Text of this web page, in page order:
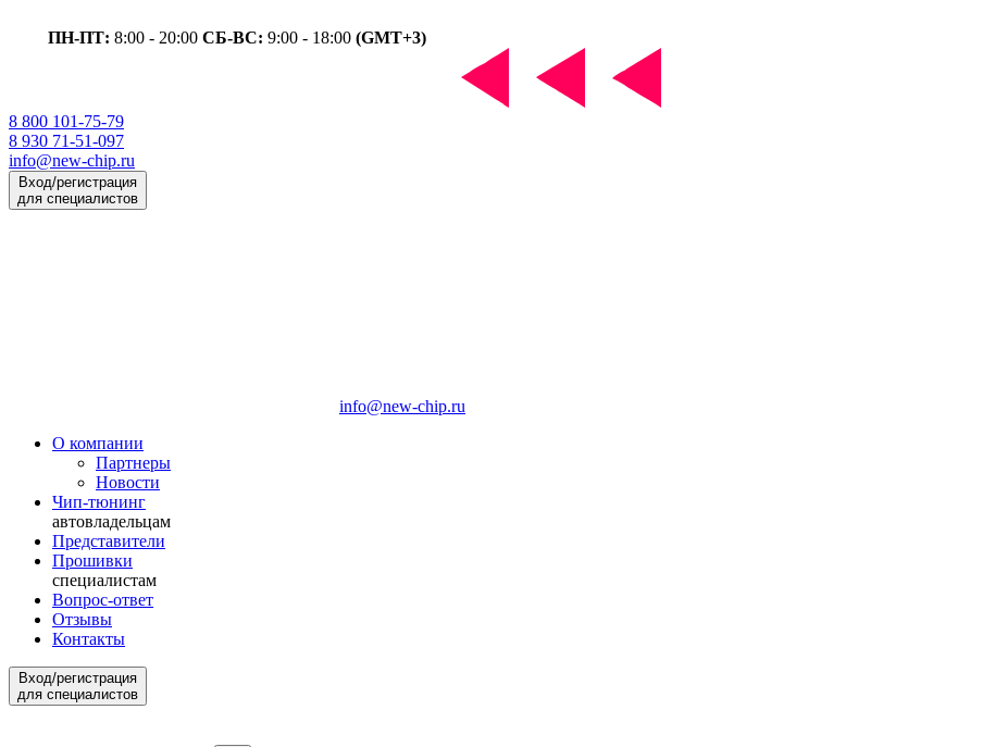
ПН-ПТ: 8:00 - 20:00 СБ-ВС: 9:00 - 18:00 (GMT+3)
8 800 101-75-79
8 930 71-51-097
info@new-chip.ru
Вход/регистрация
для специалистов
info@new-chip.ru
О компании
Партнеры
Новости
Чип-тюнинг
автовладельцам
Представители
Прошивки
специалистам
Вопрос-ответ
Отзывы
Контакты
Вход/регистрация
для специалистов